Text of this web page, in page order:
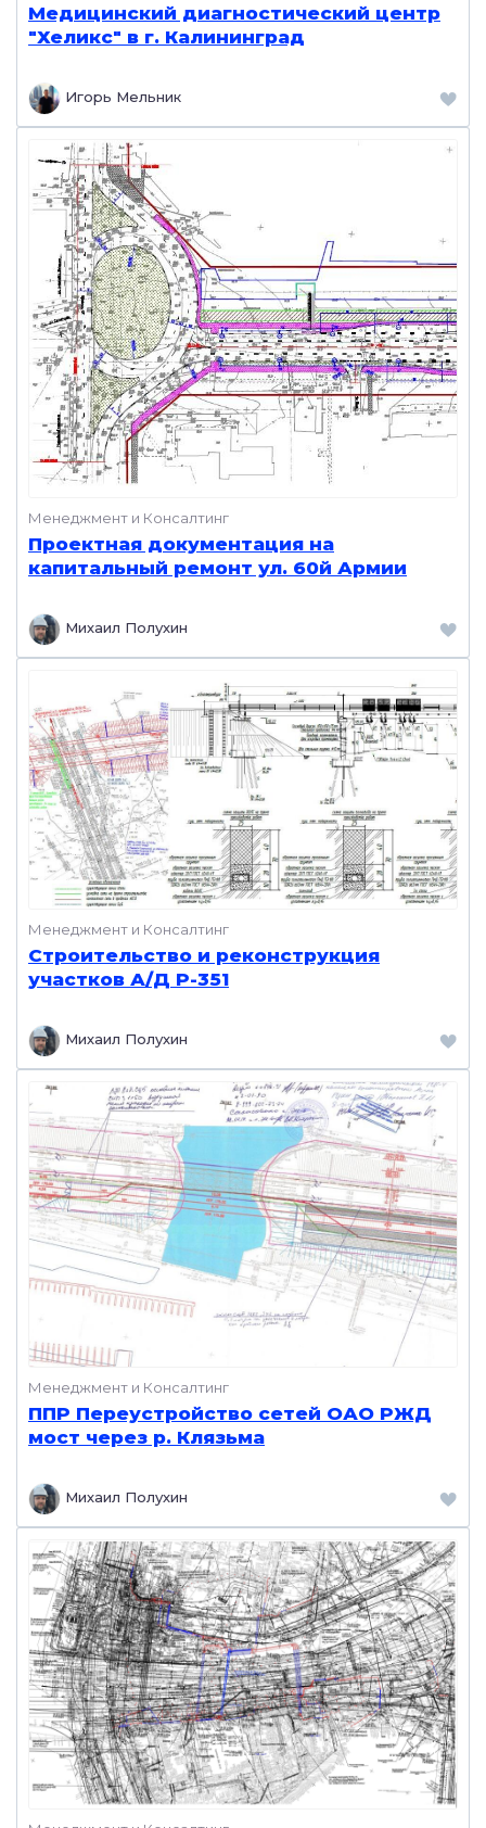
Медицинский диагностический центр
"Хеликс" в г. Калининград
Игорь Мельник
Менеджмент и Консалтинг
Проектная документация на
капитальный ремонт ул. 60й Армии
Михаил Полухин
Менеджмент и Консалтинг
Строительство и реконструкция
участков А/Д Р-351
Михаил Полухин
Менеджмент и Консалтинг
ППР Переустройство сетей ОАО РЖД
мост через р. Клязьма
Михаил Полухин